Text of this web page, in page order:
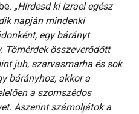
„Hirdesd ki Izrael egész
napján mindenki
egy bárányt
Tömérdek összeverődött
juh, szarvasmarha és sok
bárányhoz, akkor a
a szomszédos
Aszerint számoljátok a